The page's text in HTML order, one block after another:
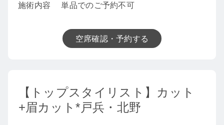
施術内容
単品でのご予約不可
空席確認・予約する
【トップスタイリスト】カット
+眉カット*戸兵・北野